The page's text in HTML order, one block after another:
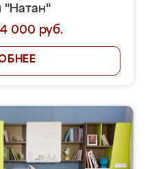
"Натан"
000 руб.